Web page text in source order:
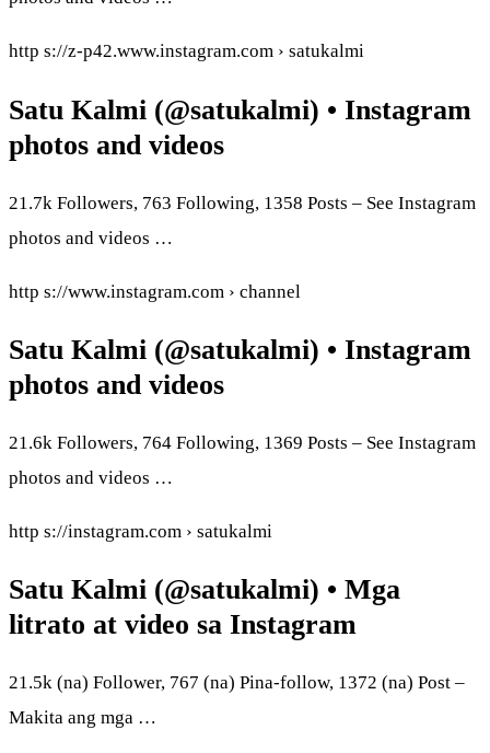
http s://z-p42.www.instagram.com › satukalmi
Satu Kalmi (@satukalmi) • Instagram
photos and videos
21.7k Followers, 763 Following, 1358 Posts – See Instagram
photos and videos …
http s://www.instagram.com › channel
Satu Kalmi (@satukalmi) • Instagram
photos and videos
21.6k Followers, 764 Following, 1369 Posts – See Instagram
photos and videos …
http s://instagram.com › satukalmi
Satu Kalmi (@satukalmi) • Mga
litrato at video sa Instagram
21.5k (na) Follower, 767 (na) Pina-follow, 1372 (na) Post –
Makita ang mga …